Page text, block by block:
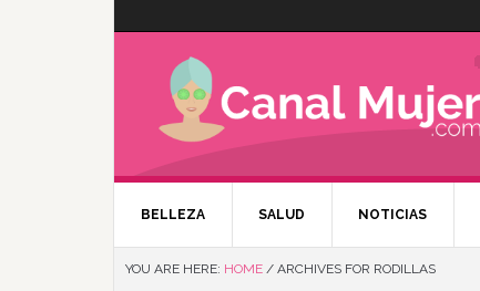
BELLEZA SALUD NOTICIAS
YOU ARE HERE: HOME / ARCHIVES FOR RODILLAS